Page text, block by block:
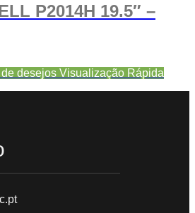
P2014H 19.5″ –
desejos Visualização Rápida